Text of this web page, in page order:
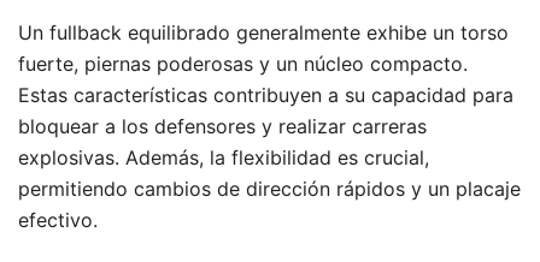
Un fullback equilibrado generalmente exhibe un torso
fuerte, piernas poderosas y un núcleo compacto.
Estas características contribuyen a su capacidad para
bloquear a los defensores y realizar carreras
explosivas. Además, la flexibilidad es crucial,
permitiendo cambios de dirección rápidos y un placaje
efectivo.